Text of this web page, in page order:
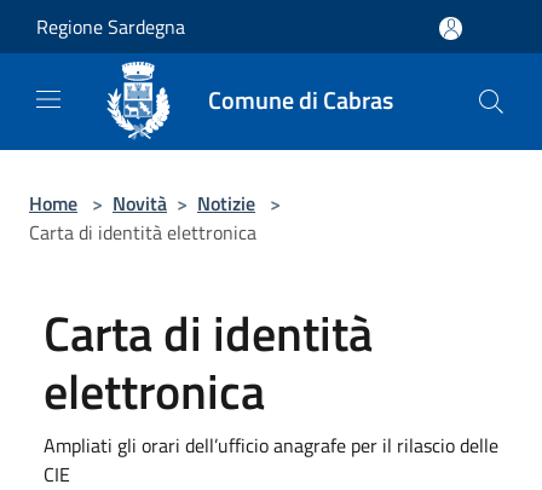
Salta al contenuto principale
Regione Sardegna
Comune di Cabras
Home > Novità > Notizie >
Carta di identità elettronica
Carta di identità
elettronica
Ampliati gli orari dell’ufficio anagrafe per il rilascio delle
CIE